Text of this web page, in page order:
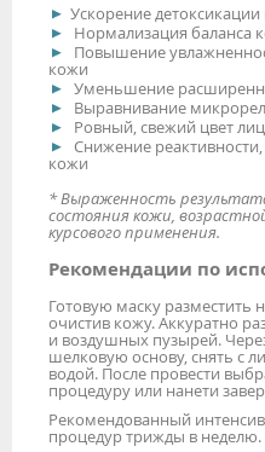
Ускорение
Нормализация баланса
Повышение
кожи
Уменьшение
Выравнивание
Ровный, свежий цвет
Снижение
кожи
* Выраженность
состояния кожи,
курсового применения.
Рекомендации по
Готовую маску разместить
очистив кожу. Аккуратно
и воздушных пузырей.
шелковую основу, снять с
водой. После провести
процедуру или нанети
Рекомендованный
процедур трижды в неделю.